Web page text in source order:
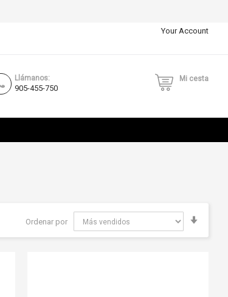
Your Account
Llámanos:
905-455-750
Mi cesta
Ordenar por